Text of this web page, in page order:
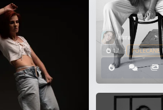
laura
17 • POLECANE